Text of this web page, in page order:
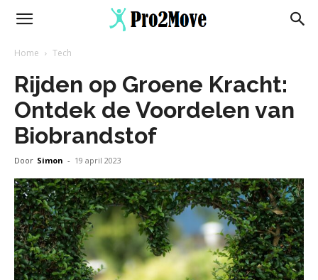
Home Tech
Rijden op Groene Kracht:
Ontdek de Voordelen van
Biobrandstof
Door Simon - 19 april 2023